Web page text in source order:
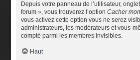
Depuis votre panneau de l’utilisateur,
forum », vous trouverez l’optionCacher
vous activez cette option vous ne serez
administrateurs, les modérateurs et vous-
compté parmi les membres invisibles.
Haut